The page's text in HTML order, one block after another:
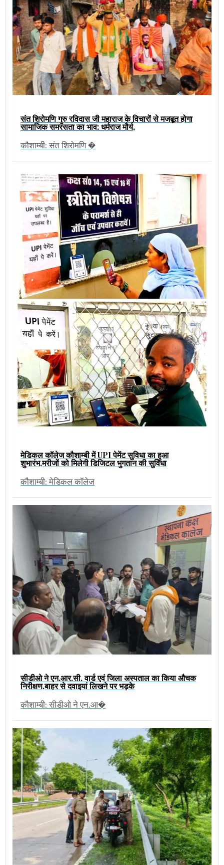
संत शिरोमणि गुरु रविदास जी महाराज के विचारों से मजबूत होगा
सामाजिक समरसता का भाव: धर्मराज मौर्य,
कौशाम्बी: संत शिरोमणि �
मेडिकल कॉलेज कौशाम्बी में UPI पेमेंट सुविधा का हुआ
शुभारंभ,मरीजों को मिलेगी डिजिटल भुगतान की सुविधा
कौशाम्बी: मेडिकल कॉलेज
सीडीओ ने एन.आर.सी. वार्ड एवं जिला अस्पताल का किया औचक
निरीक्षण,बाहर से दवाइयां लिखने पर भड़के
कौशाम्बी: सीडीओ ने एन.आ�